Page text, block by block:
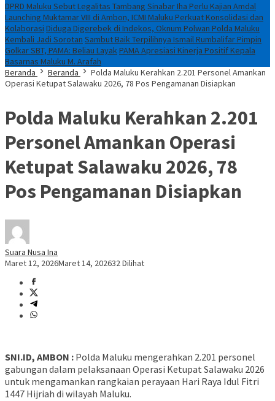
DPRD Maluku Sebut Legalitas Tambang Sinabar Iha Perlu Kajian Amdal
Launching Muktamar VIII di Ambon, ICMI Maluku Perkuat Konsolidasi dan
Kolaborasi Diduga Digerebek di Indekos, Oknum Polwan Polda Maluku
Kembali Jadi Sorotan Sambut Baik Terpilihnya Ismail Rumbalifar Pimpin
Golkar SBT, PAMA: Beliau LayakPAMA Apresiasi Kinerja Positif Kepala
Basarnas Maluku M. Arafah
Beranda
Beranda
Polda Maluku Kerahkan 2.201 Personel Amankan
Operasi Ketupat Salawaku 2026, 78 Pos Pengamanan Disiapkan
Polda Maluku Kerahkan 2.201
Personel Amankan Operasi
Ketupat Salawaku 2026, 78
Pos Pengamanan Disiapkan
Suara Nusa Ina
Maret 12, 2026Maret 14, 202632 Dilihat
SNI.ID, AMBON : Polda Maluku mengerahkan 2.201 personel
gabungan dalam pelaksanaan Operasi Ketupat Salawaku 2026
untuk mengamankan rangkaian perayaan Hari Raya Idul Fitri
1447 Hijriah di wilayah Maluku.